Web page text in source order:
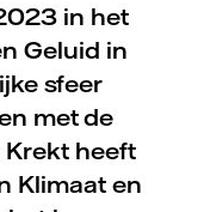
in het
Geluid in
sfeer
met de
heeft
Klimaat en